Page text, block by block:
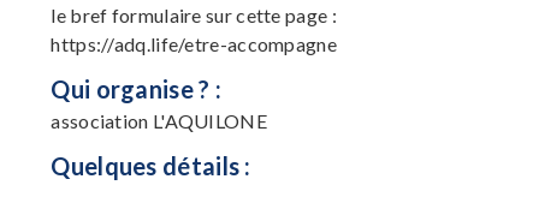
le bref formulaire sur cette page :
https://adq.life/etre-accompagne
Qui organise ? :
association L'AQUILONE
Quelques détails :